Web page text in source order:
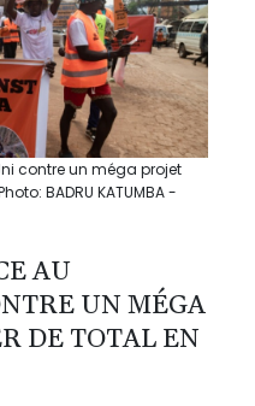
contre un méga projet
BADRU KATUMBA -
AU
UN MÉGA
DE TOTAL EN